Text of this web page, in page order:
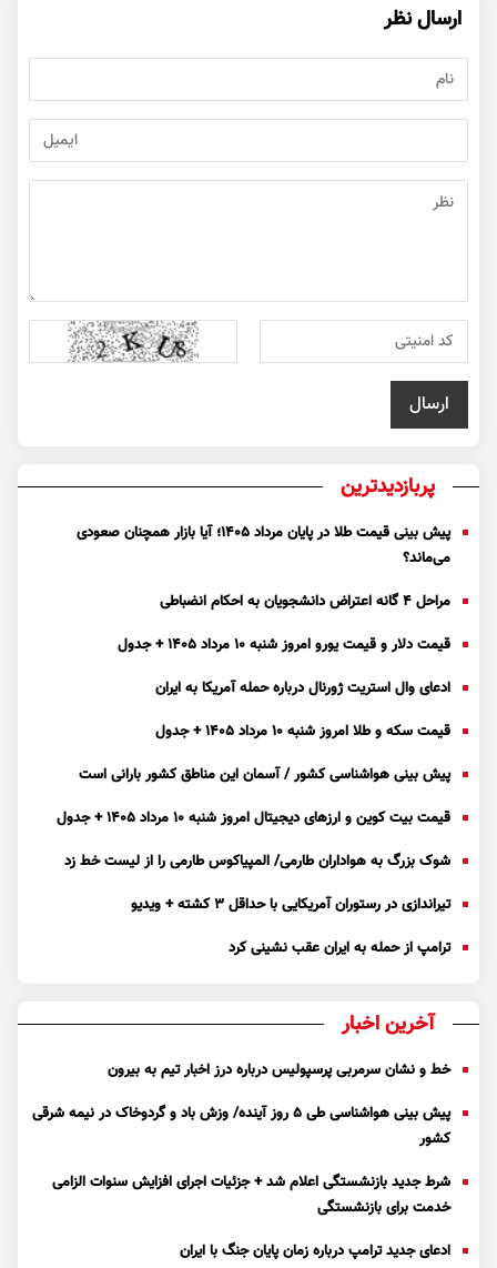
ارسال نظر
پربازدیدترین
پیش بینی قیمت طلا در پایان مرداد 1405؛ آیا بازار همچنان صعودی
می‌ماند؟
مراحل ۴ گانه اعتراض دانشجویان به احکام انضباطی
قیمت دلار و قیمت یورو امروز شنبه ۱۰ مرداد ۱۴۰۵ + جدول
ادعای وال استریت ژورنال درباره حمله آمریکا به ایران
قیمت سکه و طلا امروز شنبه ۱۰ مرداد ۱۴۰۵ + جدول
پیش بینی هواشناسی کشور / آسمان این مناطق کشور بارانی است
قیمت بیت کوین و ارز‌های دیجیتال امروز شنبه ۱۰ مرداد ۱۴۰۵ + جدول
شوک بزرگ به هواداران طارمی/ المپیاکوس طارمی را از لیست خط زد
تیراندازی در رستوران آمریکایی با حداقل ۳ کشته + ویدیو
ترامپ از حمله به ایران عقب نشینی کرد
آخرین اخبار
خط و نشان سرمربی پرسپولیس درباره درز اخبار تیم به بیرون
پیش بینی هواشناسی طی ۵ روز آینده/ وزش باد و گردوخاک در نیمه شرقی
کشور
شرط جدید بازنشستگی اعلام شد + جزئیات اجرای افزایش سنوات الزامی
خدمت برای بازنشستگی
ادعای جدید ترامپ درباره زمان پایان جنگ با ایران